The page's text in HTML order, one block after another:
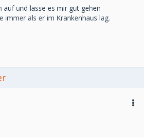
auf und lasse es mir gut gehen
immer als er im Krankenhaus lag.